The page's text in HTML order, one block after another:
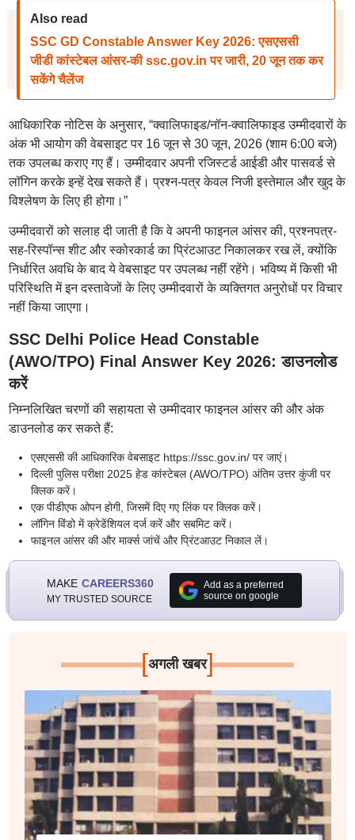
Also read
SSC GD Constable Answer Key 2026: एसएससी
जीडी कांस्टेबल आंसर-की ssc.gov.in पर जारी, 20 जून तक कर
सकेंगे चैलेंज
आधिकारिक नोटिस के अनुसार, “क्वालिफाइड/नॉन-क्वालिफाइड उम्मीदवारों के
अंक भी आयोग की वेबसाइट पर 16 जून से 30 जून, 2026 (शाम 6:00 बजे)
तक उपलब्ध कराए गए हैं। उम्मीदवार अपनी रजिस्टर्ड आईडी और पासवर्ड से
लॉगिन करके इन्हें देख सकते हैं। प्रश्न-पत्र केवल निजी इस्तेमाल और खुद के
विश्लेषण के लिए ही होगा।”
उम्मीदवारों को सलाह दी जाती है कि वे अपनी फाइनल आंसर की, प्रश्नपत्र-
सह-रिस्पॉन्स शीट और स्कोरकार्ड का प्रिंटआउट निकालकर रख लें, क्योंकि
निर्धारित अवधि के बाद ये वेबसाइट पर उपलब्ध नहीं रहेंगे। भविष्य में किसी भी
परिस्थिति में इन दस्तावेजों के लिए उम्मीदवारों के व्यक्तिगत अनुरोधों पर विचार
नहीं किया जाएगा।
SSC Delhi Police Head Constable
(AWO/TPO) Final Answer Key 2026: डाउनलोड
करें
निम्नलिखित चरणों की सहायता से उम्मीदवार फाइनल आंसर की और अंक
डाउनलोड कर सकते हैं:
एसएससी की आधिकारिक वेबसाइट https://ssc.gov.in/ पर जाएं।
दिल्ली पुलिस परीक्षा 2025 हेड कांस्टेबल (AWO/TPO) अंतिम उत्तर कुंजी पर
क्लिक करें।
एक पीडीएफ ओपन होगी, जिसमें दिए गए लिंक पर क्लिक करें।
लॉगिन विंडो में क्रेडेंशियल दर्ज करें और सबमिट करें।
फाइनल आंसर की और मार्क्स जांचें और प्रिंटआउट निकाल लें।
MAKE CAREERS360
MY TRUSTED SOURCE
Add as a preferred
source on google
[अगली खबर]